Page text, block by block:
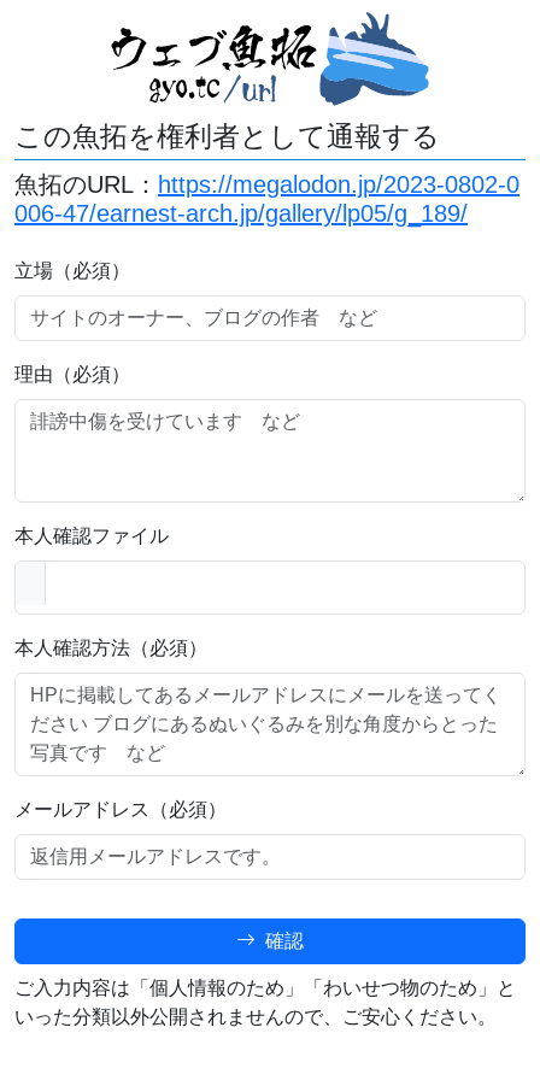
この魚拓を権利者として通報する
魚拓のURL： https://megalodon.jp/2023-0802-0
006-47/earnest-arch.jp/gallery/lp05/g_189/
立場（必須）
理由（必須）
本人確認ファイル
本人確認方法（必須）
メールアドレス（必須）
確認
ご入力内容は「個人情報のため」「わいせつ物のため」と
いった分類以外公開されませんので、ご安心ください。